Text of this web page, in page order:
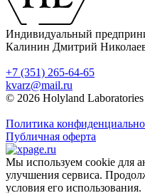
Индивидуальный
Калинин Дмитрий
+7 (351) 265-64-65
kvarz@mail.ru
© 2026 Holyland Laboratories
Политика
Публичная оферта
Мы используем cookie для
улучшения сервиса.
условия его использования.